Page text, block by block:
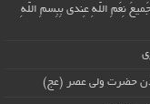
نِعَمِ اللّهِ عِندی بِبِسمِ اللّهِ
حضرت ولی عصر (عج)